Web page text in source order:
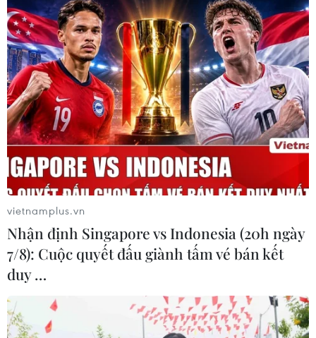
Đề xuất giải pháp quy hoạch đô thị du lịch
Côn Đảo
14/08/2012 07:14
Theo Chủ tịch Hội Môi trường Xây dựng Phạm Ngọc
Đăng, ngay từ bây giờ cần phải đặt ra các giải pháp
quy hoạch đô thị du lịch Côn Đảo.
vietnamplus.vn
Nhận định Singapore vs Indonesia (20h ngày
7/8): Cuộc quyết đấu giành tấm vé bán kết
duy …